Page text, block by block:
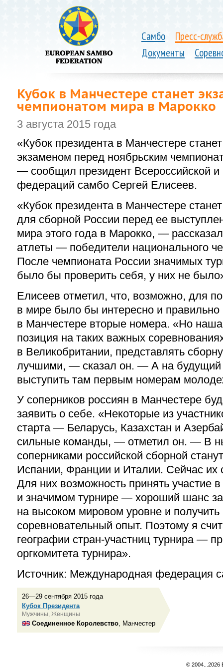
Самбо
Пресс-
Документы
Кубок в Манчестере станет
чемпионатом мира в Марокко
3 августа 2015 года
«Кубок президента в Манчестере
экзаменом перед ноябрьским
— сообщил президент Всероссийской и
федераций самбо Сергей Елисеев.
«Кубок президента в Манчестере
для сборной России перед ее
мира этого года в Марокко, —
атлеты — победители национального
После чемпионата России значимых
было бы проверить себя, у них не
Елисеев отметил, что, возможно, для
в мире было бы интересно и правильно
в Манчестере вторые номера. «Но
позиция на таких важных
в Великобритании, представлять
лучшими, — сказал он. — А на будущий
выступить там первым номерам
У соперников россиян в Манчестере
заявить о себе. «Некоторые из
старта — Беларусь, Казахстан и
сильные команды, — отметил он. — В
соперниками российской сборной
Испании, Франции и Италии. Сейчас
Для них возможность принять участие
и значимом турнире — хороший шанс
на высоком мировом уровне и
соревновательный опыт. Поэтому я
географии стран-участниц турнира —
оргкомитета турнира».
Источник: Международная федерация
26—29 сентября 2015 года
Кубок Президента
Мужчины, Женщины
Соединенное Королевство , Манчестер
© 2004...2026